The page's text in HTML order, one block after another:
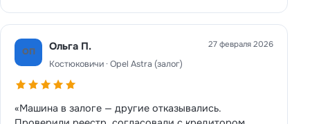
ОП Ольга П.
Костюковичи · Opel Astra (залог)
27 февраля 2026
«Машина в залоге — другие отказывались.